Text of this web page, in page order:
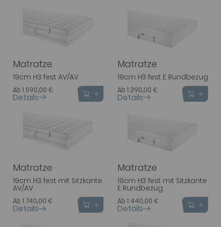
Matratze
19cm H3 fest AV/AV
Ab 1.590,00 €
Details
Matratze
19cm H3 fest E Rundbezug
Ab 1.290,00 €
Details
Matratze
19cm H3 fest mit Sitzkante
AV/AV
Ab 1.740,00 €
Details
Matratze
19cm H3 fest mit Sitzkante
E Rundbezug
Ab 1.440,00 €
Details